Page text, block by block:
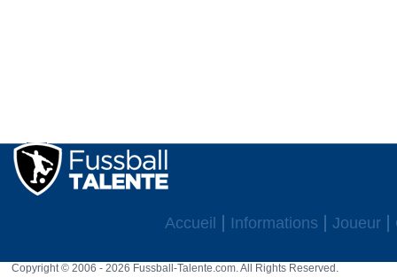
Accueil Informations Joueur
Copyright © 2006 - 2026 Fussball-Talente.com. All Rights Reserved.